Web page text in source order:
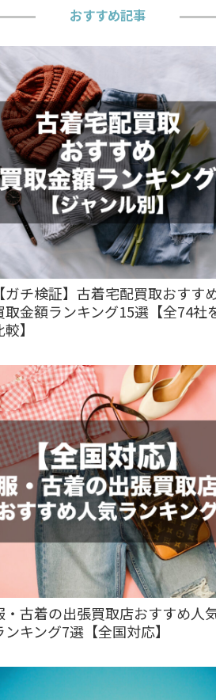
おすすめ記事
【ガチ検証】古着宅配買取おすす
取金額ランキング15選【全74社
】
・古着の出張買取店おすすめ人
ンキング7選【全国対応】